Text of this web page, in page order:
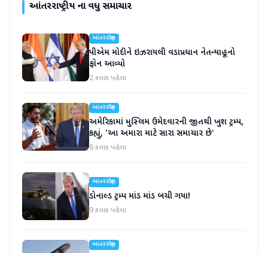
આંતરરાષ્ટ્રીયના વધુ સમાચાર
આંતરરાષ્ટ્રીય
પીએમ મોદીને ઇઝરાયલી વડાપ્રધાન નેતન્યાહૂનો
ફોન આવ્યો
2 કલાક પહેલા
આંતરરાષ્ટ્રીય
અમેરિકામાં મુસ્લિમ ઉમેદવારની જીતથી ખુશ ટ્રમ્પ,
કહ્યું, 'આ અમારા માટે સારા સમાચાર છે'
6 કલાક પહેલા
આંતરરાષ્ટ્રીય
ડોનાલ્ડ ટ્રમ્પ માંડ માંડ બચી ગયા!
9 કલાક પહેલા
આંતરરાષ્ટ્રીય